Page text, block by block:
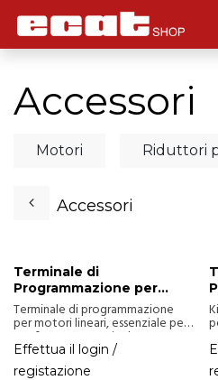
Passa al contenuto
Accessori
Motori Riduttori
Accessori
Terminale di
Programmazione per
Motori Lineari
Terminale di programmazione
per motori lineari, essenziale per
configurare e gestire le
impostazioni del motore.
Effettua il login /
registazione